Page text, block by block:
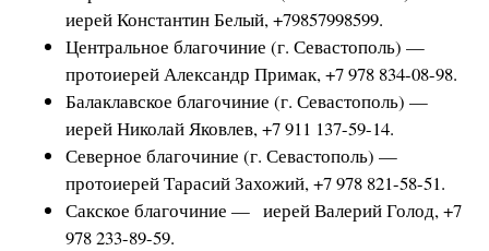
иерей Константин Белый, +79857998599.
Центральное благочиние (г. Севастополь) —
протоиерей Александр Примак, +7 978 834-08-98.
Балаклавское благочиние (г. Севастополь) —
иерей Николай Яковлев, +7 911 137-59-14.
Северное благочиние (г. Севастополь) —
протоиерей Тарасий Захожий, +7 978 821-58-51.
Сакское благочиние — иерей Валерий Голод, +7
978 233-89-59.